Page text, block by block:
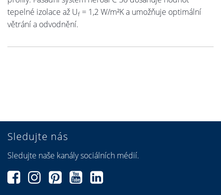
tepelné izolace až Uf = 1,2 W/m²K a umožňuje optimální
větrání a odvodnění.
Sledujte nás
Sledujte naše kanály sociálních médií.